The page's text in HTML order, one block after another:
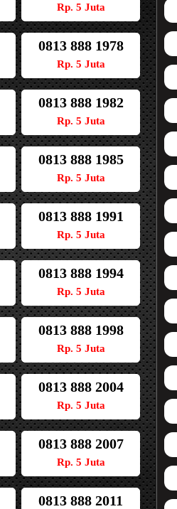
Rp. 5 Juta
0813 888 1978
Rp. 5 Juta
0813 888 1982
Rp. 5 Juta
0813 888 1985
Rp. 5 Juta
0813 888 1991
Rp. 5 Juta
0813 888 1994
Rp. 5 Juta
0813 888 1998
Rp. 5 Juta
0813 888 2004
Rp. 5 Juta
0813 888 2007
Rp. 5 Juta
0813 888 2011